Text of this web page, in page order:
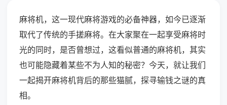
麻将机，这一现代麻将游戏的必备神器，如今已逐渐
取代了传统的手搓麻将。在大家聚在一起享受麻将时
光的同时，是否曾想过，这看似普通的麻将机，其实
也可能隐藏着某些不为人知的秘密？今天，就让我们
一起揭开麻将机背后的那些猫腻，探寻输钱之谜的真
相。